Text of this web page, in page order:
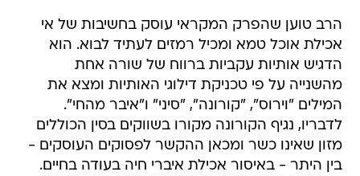
הרב טוען שהפרק המקראי עוסק בחשיבות של אי
אכילת אוכל טמא ומכיל רמזים לעתיד לבוא. הוא
הדגיש אותיות עקביות ברווח של שורה אחת
מהשנייה על פי טכניקת דילוגי האותיות ומצא את
המילים "וירוס", "קורונה", "סיני" ו"איבר מהחי".
לדבריו, נגיף הקורונה מקורו בשווקים בסין הכוללים
מזון שאינו כשר ומכאן ההקשר לפסוקים העוסקים -
בין היתר - באיסור אכילת איברי חיה בעודה בחיים.